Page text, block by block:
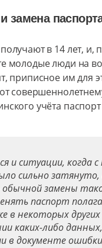
замена
в 14 лет, и,
молодые люди на
приписное им для
учёта
и ситуации, когда с
сильно затянуто,
замены
паспорт
в некоторых других
каких-либо данных,
в документе